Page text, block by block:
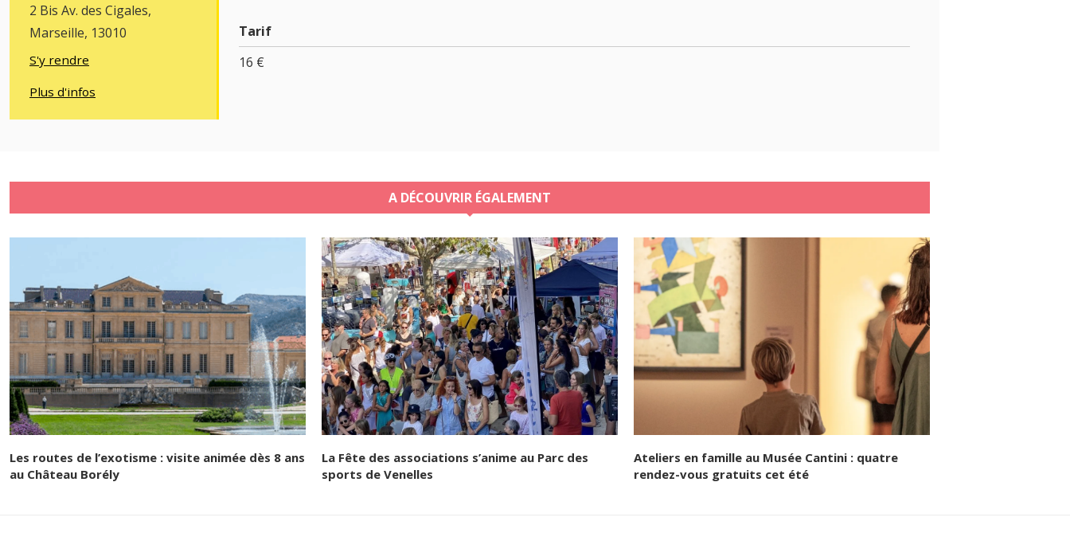
2 Bis Av. des Cigales,
Marseille, 13010
S'y rendre
Plus d'infos
Tarif
16 €
A DÉCOUVRIR ÉGALEMENT
Les routes de l’exotisme : visite animée dès 8 ans
au Château Borély
La Fête des associations s’anime au Parc des
sports de Venelles
Ateliers en famille au Musée Cantini : quatre
rendez-vous gratuits cet été